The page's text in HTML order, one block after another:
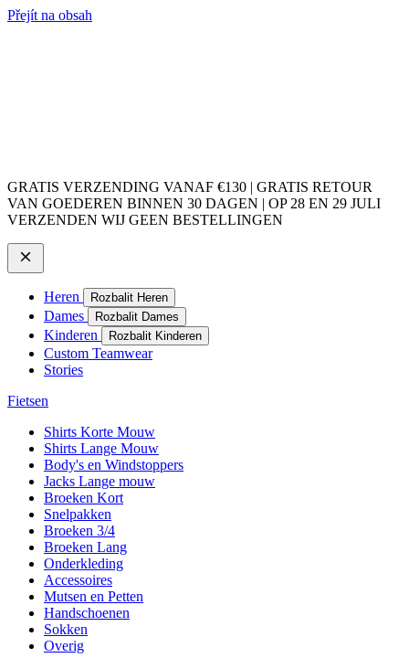
Přejít na obsah
GRATIS VERZENDING VANAF €130 | GRATIS RETOUR
VAN GOEDEREN BINNEN 30 DAGEN | OP 28 EN 29 JULI
VERZENDEN WIJ GEEN BESTELLINGEN
Heren Rozbalit Heren
Dames Rozbalit Dames
Kinderen Rozbalit Kinderen
Custom Teamwear
Stories
Fietsen
Shirts Korte Mouw
Shirts Lange Mouw
Body's en Windstoppers
Jacks Lange mouw
Broeken Kort
Snelpakken
Broeken 3/4
Broeken Lang
Onderkleding
Accessoires
Mutsen en Petten
Handschoenen
Sokken
Overig